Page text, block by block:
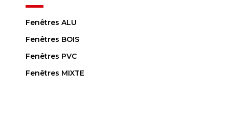
Fenêtres ALU
Fenêtres BOIS
Fenêtres PVC
Fenêtres MIXTE